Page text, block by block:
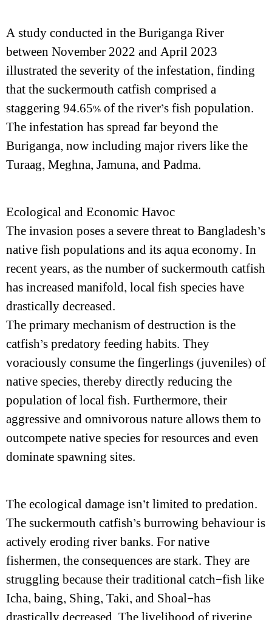
A study conducted in the Buriganga River
between November 2022 and April 2023
illustrated the severity of the infestation, finding
that the suckermouth catfish comprised a
staggering 94.65% of the river’s fish population.
The infestation has spread far beyond the
Buriganga, now including major rivers like the
Turaag, Meghna, Jamuna, and Padma.
Ecological and Economic Havoc
The invasion poses a severe threat to Bangladesh’s
native fish populations and its aqua economy. In
recent years, as the number of suckermouth catfish
has increased manifold, local fish species have
drastically decreased.
The primary mechanism of destruction is the
catfish’s predatory feeding habits. They
voraciously consume the fingerlings (juveniles) of
native species, thereby directly reducing the
population of local fish. Furthermore, their
aggressive and omnivorous nature allows them to
outcompete native species for resources and even
dominate spawning sites.
The ecological damage isn’t limited to predation.
The suckermouth catfish’s burrowing behaviour is
actively eroding river banks. For native
fishermen, the consequences are stark. They are
struggling because their traditional catch—fish like
Icha, baing, Shing, Taki, and Shoal—has